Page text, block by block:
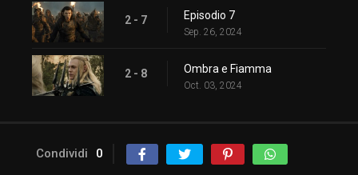
2 - 7 Episodio 7
Sep. 26, 2024
2 - 8 Ombra e Fiamma
Oct. 03, 2024
Condividi 0